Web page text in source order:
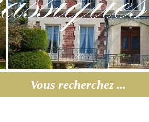
Vous recherchez ...